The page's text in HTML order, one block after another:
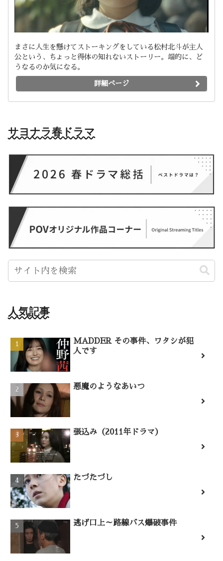
まさに人生を懸けてストーキングをしている松村北斗が主人
公という、ちょっと得体の知れないストーリー。端的に、ど
うなるのか気になる。
詳細ページ
サヨナラ春ドラマ
人気記事
MADDER その事件、ワタシが犯
人です
悪魔のようなあいつ
張込み（2011年ドラマ）
たづたづし
逃げ口上～路線バス爆破事件